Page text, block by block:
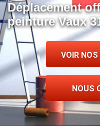
Déplacement
peinture Vaux
VOIR
NOUS